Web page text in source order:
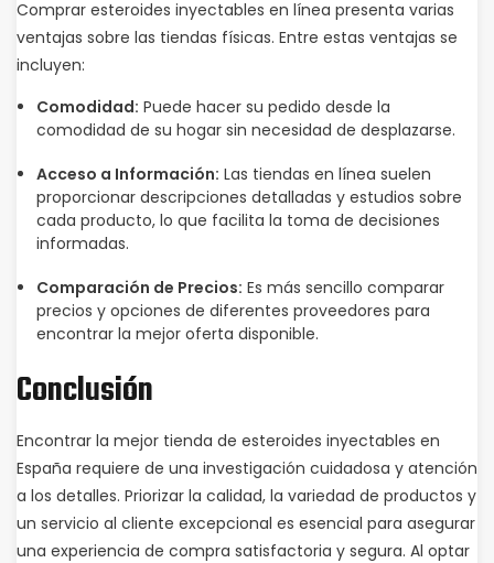
Comprar esteroides inyectables en línea presenta varias
ventajas sobre las tiendas físicas. Entre estas ventajas se
incluyen:
Comodidad: Puede hacer su pedido desde la
comodidad de su hogar sin necesidad de desplazarse.
Acceso a Información: Las tiendas en línea suelen
proporcionar descripciones detalladas y estudios sobre
cada producto, lo que facilita la toma de decisiones
informadas.
Comparación de Precios: Es más sencillo comparar
precios y opciones de diferentes proveedores para
encontrar la mejor oferta disponible.
Conclusión
Encontrar la mejor tienda de esteroides inyectables en
España requiere de una investigación cuidadosa y atención
a los detalles. Priorizar la calidad, la variedad de productos y
un servicio al cliente excepcional es esencial para asegurar
una experiencia de compra satisfactoria y segura. Al optar